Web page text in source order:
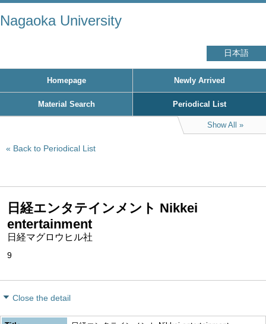
Nagaoka University
日本語
Homepage Newly Arrived
Material Search Periodical List
Show All
Back to Periodical List
日経エンタテインメント Nikkei
entertainment
日経マグロウヒル社
9
Close the detail